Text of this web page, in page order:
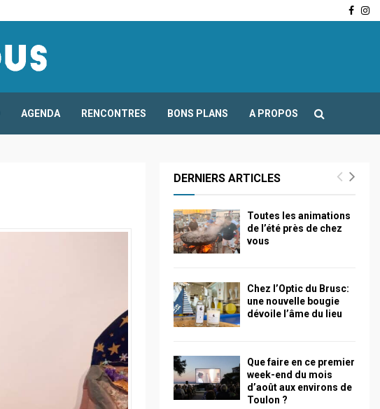
AGENDA RENCONTRES BONS PLANS A PROPOS
DERNIERS ARTICLES
Toutes les animations
de l’été près de chez
vous
Chez l’Optic du Brusc:
une nouvelle bougie
dévoile l’âme du lieu
Que faire en ce premier
week-end du mois
d’août aux environs de
Toulon ?